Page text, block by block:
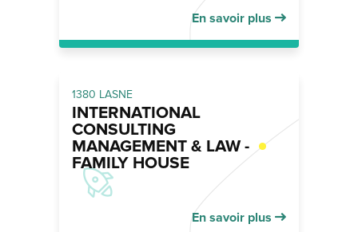
En savoir plus
1380 LASNE
INTERNATIONAL
CONSULTING
MANAGEMENT & LAW -
FAMILY HOUSE
En savoir plus